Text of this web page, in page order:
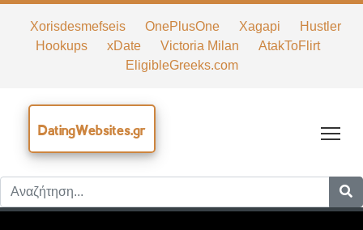
Xorisdesmefseis OnePlusOne Xagapi
Hustler
Hookups
xDate Victoria Milan
AtakToFlirt
EligibleGreeks.com
DatingWebsites.gr